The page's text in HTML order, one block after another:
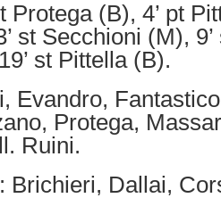
Protega (B), 4’ pt
st Secchioni (M),
st Pittella (B).
Evandro,
Protega,
Ruini.
Brichieri, Dallai,